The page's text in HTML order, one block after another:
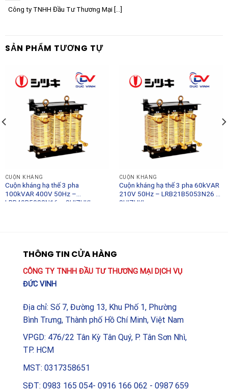
Công ty TNHH Đầu Tư Thương Mại [...]
SẢN PHẨM TƯƠNG TỰ
CUỘN KHÁNG
Cuộn kháng hạ thế 3 pha
100kVAR 400V 50Hz –
LRB40B5088N16 – SHIZUKI
CUỘN KHÁNG
Cuộn kháng hạ thế 3 pha 60kVAR
210V 50Hz – LRB21B5053N26 –
SHIZUKI
THÔNG TIN CỬA HÀNG
CÔNG TY TNHH ĐẦU TƯ THƯƠNG MẠI DỊCH VỤ
ĐỨC VINH
Địa chỉ: Số 7, Đường 13, Khu Phố 1, Phường
Bình Trưng, Thành phố Hồ Chí Minh, Việt Nam
VPGD: 476/22 Tân Kỳ Tân Quý, P. Tân Sơn Nhì,
TP. HCM
MST: 0317358651
SĐT: 0983 165 054- 0916 166 062 - 0987 659